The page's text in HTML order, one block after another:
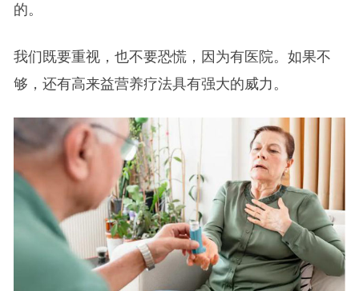
的。
我们既要重视，也不要恐慌，因为有医院。如果不
够，还有高来益营养疗法具有强大的威力。